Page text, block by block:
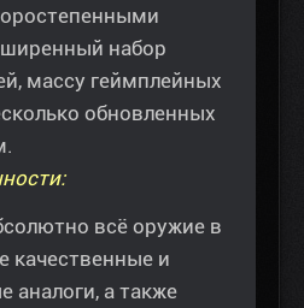
набор
массу геймплейных
обновленных
всё оружие в
качественные и
аналоги, а также